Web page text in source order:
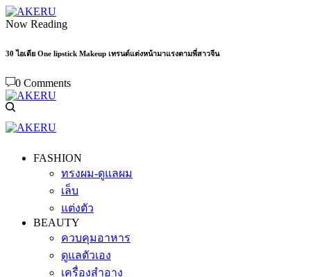
Now Reading
30 ไอเดีย One lipstick Makeup เทรนด์แต่งหน้ามาแรงตามพี่สาวจีน
0 Comments
FASHION
ทรงผม-ดูแลผม
เล็บ
แต่งตัว
BEAUTY
ควบคุมอาหาร
ดูแลตัวเอง
เครื่องสำอาง